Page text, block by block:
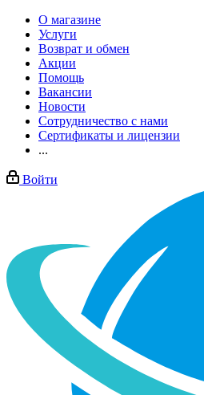
О магазине
Услуги
Возврат и обмен
Акции
Помощь
Вакансии
Новости
Сотрудничество с нами
Сертификаты и лицензии
...
Войти